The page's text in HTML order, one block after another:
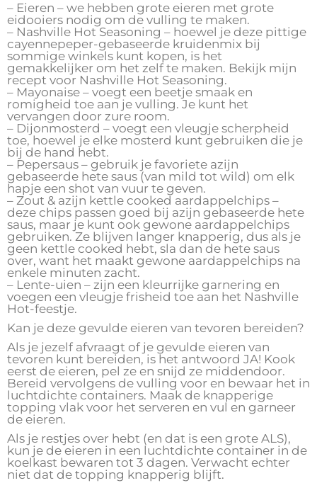
– Eieren – we hebben grote eieren met grote
eidooiers nodig om de vulling te maken.
– Nashville Hot Seasoning – hoewel je deze pittige
cayennepeper-gebaseerde kruidenmix bij
sommige winkels kunt kopen, is het
gemakkelijker om het zelf te maken. Bekijk mijn
recept voor Nashville Hot Seasoning.
– Mayonaise – voegt een beetje smaak en
romigheid toe aan je vulling. Je kunt het
vervangen door zure room.
– Dijonmosterd – voegt een vleugje scherpheid
toe, hoewel je elke mosterd kunt gebruiken die je
bij de hand hebt.
– Pepersaus – gebruik je favoriete azijn
gebaseerde hete saus (van mild tot wild) om elk
hapje een shot van vuur te geven.
– Zout & azijn kettle cooked aardappelchips –
deze chips passen goed bij azijn gebaseerde hete
saus, maar je kunt ook gewone aardappelchips
gebruiken. Ze blijven langer knapperig, dus als je
geen kettle cooked hebt, sla dan de hete saus
over, want het maakt gewone aardappelchips na
enkele minuten zacht.
– Lente-uien – zijn een kleurrijke garnering en
voegen een vleugje frisheid toe aan het Nashville
Hot-feestje.
Kan je deze gevulde eieren van tevoren bereiden?
Als je jezelf afvraagt of je gevulde eieren van
tevoren kunt bereiden, is het antwoord JA! Kook
eerst de eieren, pel ze en snijd ze middendoor.
Bereid vervolgens de vulling voor en bewaar het in
luchtdichte containers. Maak de knapperige
topping vlak voor het serveren en vul en garneer
de eieren.
Als je restjes over hebt (en dat is een grote ALS),
kun je de eieren in een luchtdichte container in de
koelkast bewaren tot 3 dagen. Verwacht echter
niet dat de topping knapperig blijft.